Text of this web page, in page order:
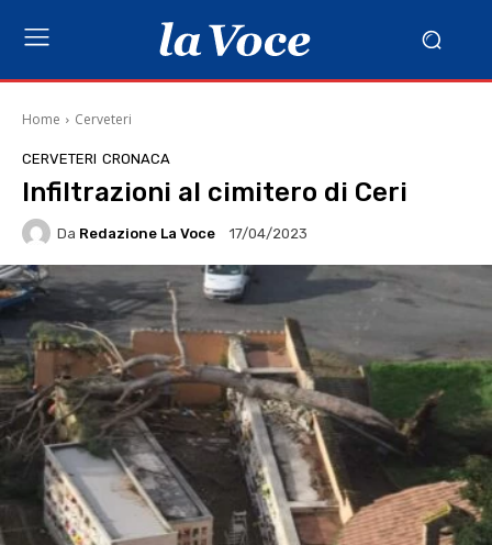
Home Cerveteri
CERVETERI CRONACA
Infiltrazioni al cimitero di Ceri
Da Redazione La Voce 17/04/2023